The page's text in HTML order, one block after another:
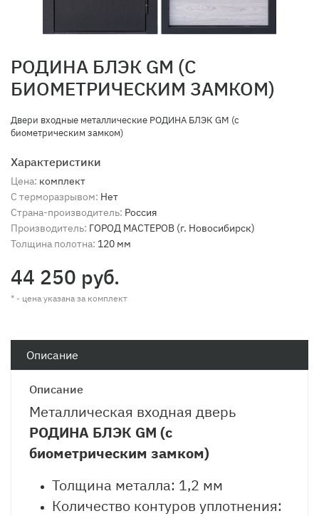
РОДИНА БЛЭК GM (С
БИОМЕТРИЧЕСКИМ ЗАМКОМ)
Двери входные металлические РОДИНА БЛЭК GM (с
биометрическим замком)
Характеристики
Цена: комплект
С терморазрывом: Нет
Страна-производитель: Россия
Производитель: ГОРОД МАСТЕРОВ (г. Новосибирск)
Толщина полотна: 120 мм
44 250 руб.
* - цена указана за комплект
Описание
Описание
Металлическая входная дверь
РОДИНА БЛЭК GM (с
биометрическим замком)
Толщина металла: 1,2 мм
Количество контуров уплотнения: